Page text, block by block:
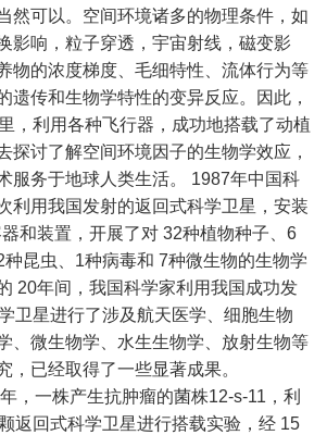
可以。空间环境诸多的物理条件，如
影响，粒子穿透，宇宙射线，磁变影
物的浓度梯度、毛细特性、流体行为等
遗传和生物学特性的变异反应。因此，
，利用各种飞行器，成功地搭载了动植
探讨了解空间环境因子的生物学效应，
服务于地球人类生活。 1987年中国科
利用我国发射的返回式科学卫星，安装
和装置，开展了对 32种植物种子、6
昆虫、1种病毒和 7种微生物的生物学
20年间，我国科学家利用我国成功发
卫星进行了涉及航天医学、细胞生物
、微生物学、水生生物学、放射生物等
，已经取得了一些显著成果。
一株产生抗肿瘤的菌株12-s-11，利
返回式科学卫星进行搭载实验，经 15